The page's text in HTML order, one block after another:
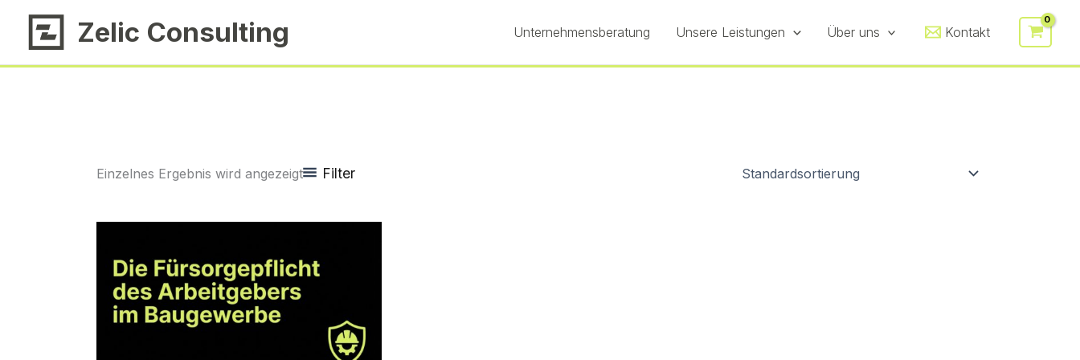
springen
Zelic Consulting Unternehmensberatung Unsere Leistungen Über uns Kontakt
Einzelnes Ergebnis wird angezeigt Filter